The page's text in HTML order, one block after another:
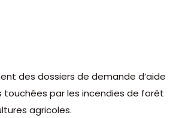
des dossiers de demande d’aide
touchées par les incendies de forêt
agricoles.